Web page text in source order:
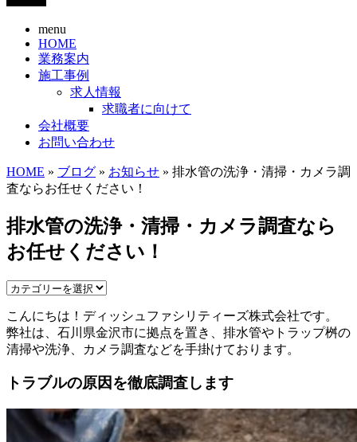
menu
HOME
業務案内
施工事例
求人情報
求職者に向けて
会社概要
お問い合わせ
HOME » ブログ » お知らせ » 排水管の洗浄・清掃・カメラ調
査ならお任せください！
排水管の洗浄・清掃・カメラ調査なら
お任せください！
こんにちは！ディッシュファシリティーズ株式会社です。
弊社は、石川県金沢市に拠点を置き、排水管やトラップ桝の
清掃や洗浄、カメラ調査などを手掛けております。
トラブルの原因を徹底調査します